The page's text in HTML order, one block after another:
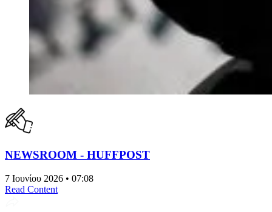
NEWSROOM - HUFFPOST
7 Ιουνίου 2026 • 07:08
Read Content